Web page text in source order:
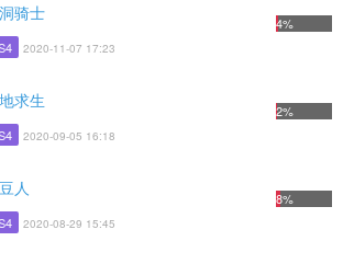
骑士
2020-11-07 17:23
4%
求生
2020-09-05 16:18
2%
人
2020-08-29 15:45
8%